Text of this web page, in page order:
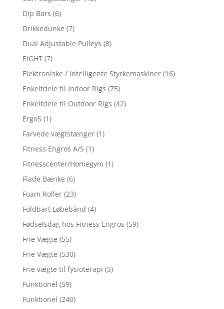
Dip Bars (6)
Drikkedunke (7)
Dual Adjustable Pulleys (8)
EIGHT (7)
Elektroniske / Intelligente Styrkemaskiner (16)
Enkeltdele til Indoor Rigs (75)
Enkeltdele til Outdoor Rigs (42)
ErgoS (1)
Farvede vægtstænger (1)
Fitness Engros A/S (1)
Fitnesscenter/Homegym (1)
Flade Bænke (6)
Foam Roller (23)
Foldbart Løbebånd (4)
Fødselsdag hos Fitness Engros (59)
Frie Vægte (55)
Frie Vægte (530)
Frie vægte til fysioterapi (5)
Funktionel (59)
Funktionel (240)